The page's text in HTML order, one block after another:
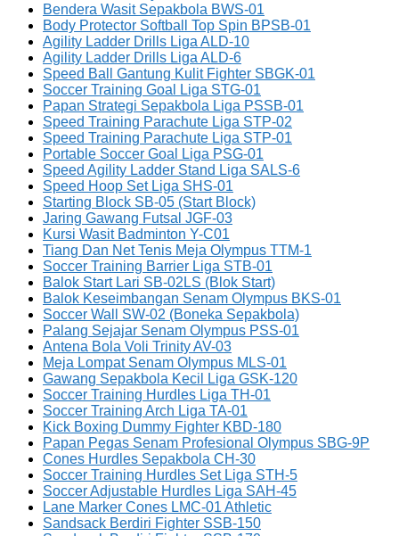
Bendera Wasit Sepakbola BWS-01
Body Protector Softball Top Spin BPSB-01
Agility Ladder Drills Liga ALD-10
Agility Ladder Drills Liga ALD-6
Speed Ball Gantung Kulit Fighter SBGK-01
Soccer Training Goal Liga STG-01
Papan Strategi Sepakbola Liga PSSB-01
Speed Training Parachute Liga STP-02
Speed Training Parachute Liga STP-01
Portable Soccer Goal Liga PSG-01
Speed Agility Ladder Stand Liga SALS-6
Speed Hoop Set Liga SHS-01
Starting Block SB-05 (Start Block)
Jaring Gawang Futsal JGF-03
Kursi Wasit Badminton Y-C01
Tiang Dan Net Tenis Meja Olympus TTM-1
Soccer Training Barrier Liga STB-01
Balok Start Lari SB-02LS (Blok Start)
Balok Keseimbangan Senam Olympus BKS-01
Soccer Wall SW-02 (Boneka Sepakbola)
Palang Sejajar Senam Olympus PSS-01
Antena Bola Voli Trinity AV-03
Meja Lompat Senam Olympus MLS-01
Gawang Sepakbola Kecil Liga GSK-120
Soccer Training Hurdles Liga TH-01
Soccer Training Arch Liga TA-01
Kick Boxing Dummy Fighter KBD-180
Papan Pegas Senam Profesional Olympus SBG-9P
Cones Hurdles Sepakbola CH-30
Soccer Training Hurdles Set Liga STH-5
Soccer Adjustable Hurdles Liga SAH-45
Lane Marker Cones LMC-01 Athletic
Sandsack Berdiri Fighter SSB-150